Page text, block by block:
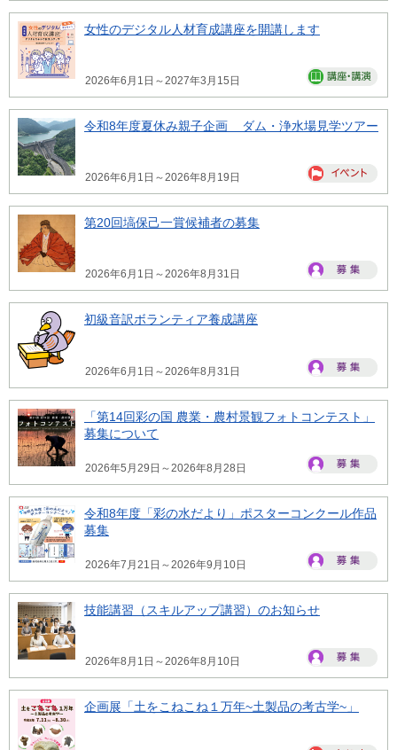
女性のデジタル人材育成講座を開講します
2026年6月1日～2027年3月15日
令和8年度夏休み親子企画 ダム・浄水場見学ツアー
2026年6月1日～2026年8月19日
第20回塙保己一賞候補者の募集
2026年6月1日～2026年8月31日
初級音訳ボランティア養成講座
2026年6月1日～2026年8月31日
「第14回彩の国 農業・農村景観フォトコンテスト」
募集について
2026年5月29日～2026年8月28日
令和8年度「彩の水だより」ポスターコンクール作品
募集
2026年7月21日～2026年9月10日
技能講習（スキルアップ講習）のお知らせ
2026年8月1日～2026年8月10日
企画展「土をこねこね１万年~土製品の考古学~」